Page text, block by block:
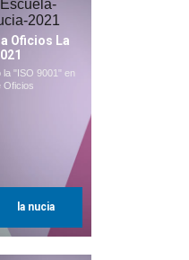
Oficios La
la "ISO 9001" en
Oficios
la nucia